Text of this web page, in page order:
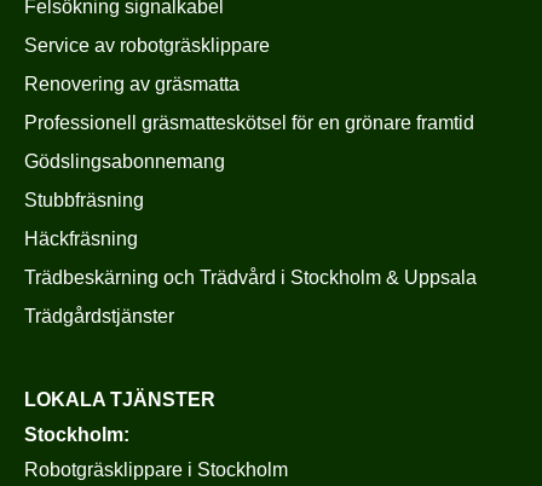
Felsökning signalkabel
Service av robotgräsklippare
Renovering av gräsmatta
Professionell gräsmatteskötsel för en grönare framtid
Gödslingsabonnemang
Stubbfräsning
Häckfräsning
Trädbeskärning och Trädvård i Stockholm & Uppsala
Trädgårdstjänster
LOKALA TJÄNSTER
Stockholm:
Robotgräsklippare i Stockholm